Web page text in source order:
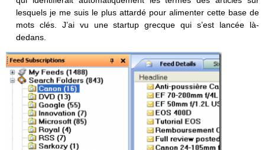
lesquels je me suis le plus attardé pour alimenter cette base de
mots clés. J’ai vu une startup grecque qui s’est lancée là-
dedans.